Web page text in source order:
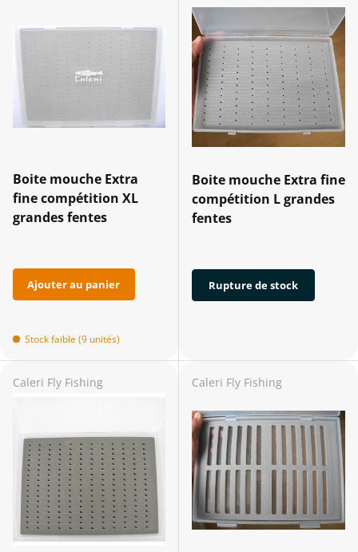
Boite mouche Extra
fine compétition XL
grandes fentes
Ajouter au panier
Stock faible (9 unités)
Boite mouche Extra fine
compétition L grandes
fentes
Rupture de stock
Caleri Fly Fishing Caleri Fly Fishing